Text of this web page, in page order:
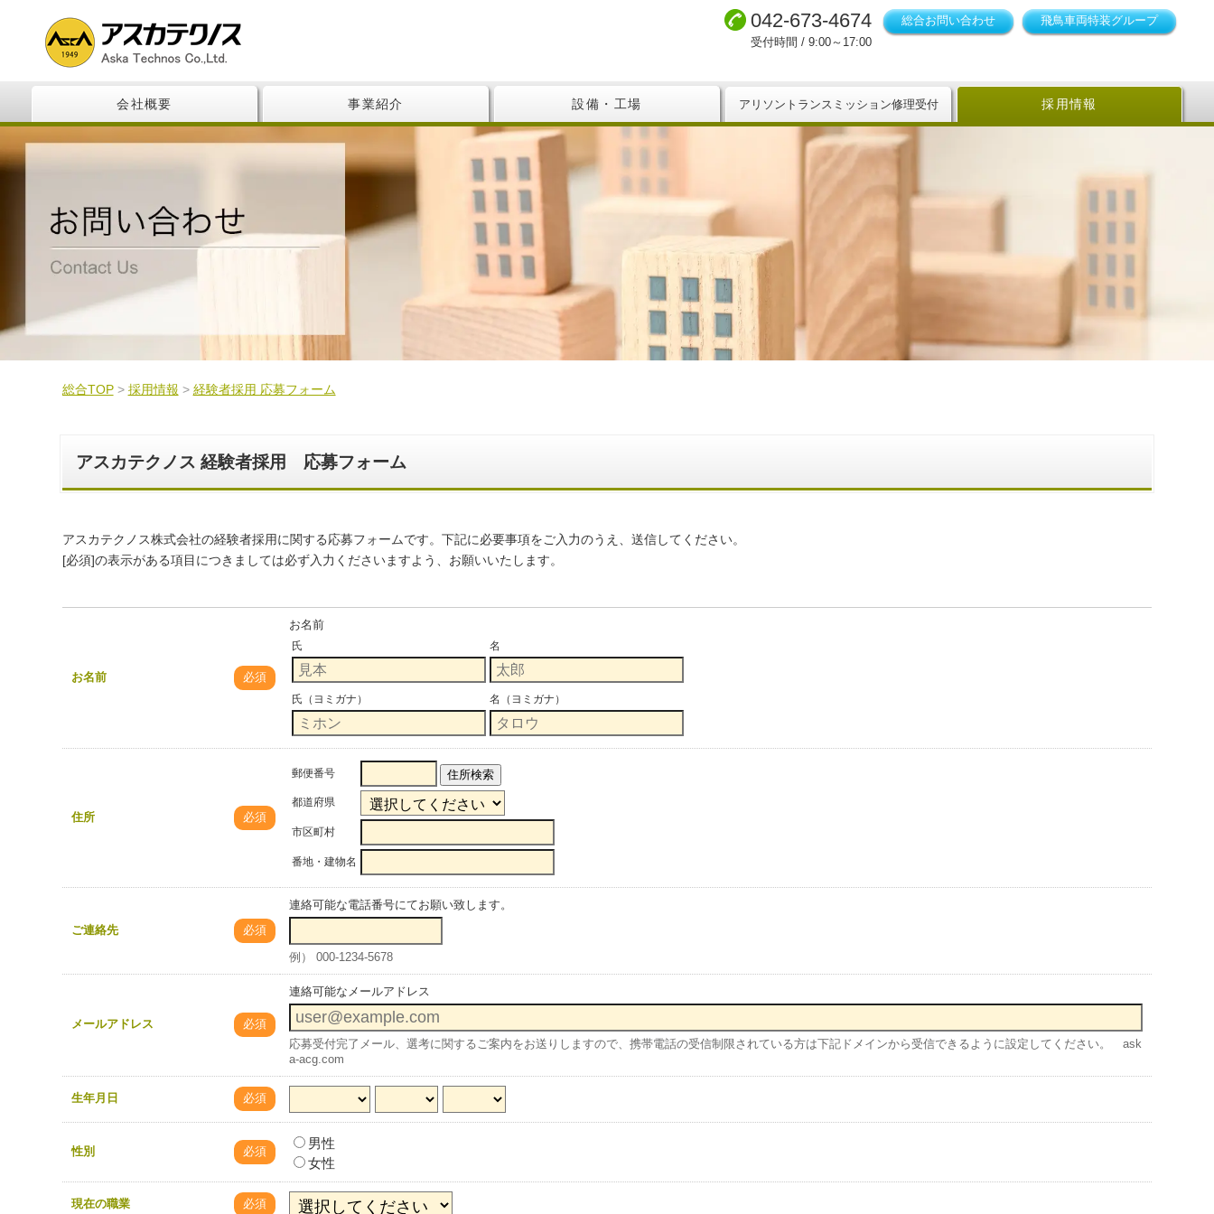
042-673-4674
受付時間 / 9:00～17:00
総合お問い合わせ 飛鳥車両特装グループ
会社概要 事業紹介 設備・工場 アリソントランスミッション修理受付 採用情報
総合TOP > 採用情報 > 経験者採用 応募フォーム
アスカテクノス 経験者採用 応募フォーム
アスカテクノス株式会社の経験者採用に関する応募フォームです。下記に必要事項をご入力のうえ、送信してください。
[必須]の表示がある項目につきましては必ず入力くださいますよう、お願いいたします。
お名前 必須
お名前
氏 名
氏（ヨミガナ） 名（ヨミガナ）
住所 必須
郵便番号 住所検索
都道府県
市区町村
番地・建物名
ご連絡先 必須
連絡可能な電話番号にてお願い致します。
例） 000-1234-5678
メールアドレス 必須
連絡可能なメールアドレス
応募受付完了メール、選考に関するご案内をお送りしますので、携帯電話の受信制限されている方は下記ドメインから受信できるように設定してください。 ask
a-acg.com
生年月日 必須
性別 必須
男性
女性
現在の職業 必須